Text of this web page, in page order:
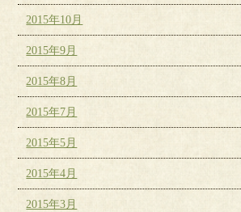
2015年10月
2015年9月
2015年8月
2015年7月
2015年5月
2015年4月
2015年3月